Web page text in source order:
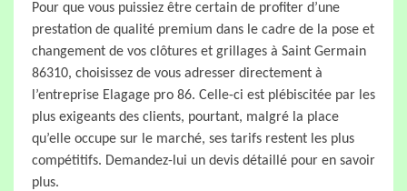
Pour que vous puissiez être certain de profiter d’une
prestation de qualité premium dans le cadre de la pose et
changement de vos clôtures et grillages à Saint Germain
86310, choisissez de vous adresser directement à
l’entreprise Elagage pro 86. Celle-ci est plébiscitée par les
plus exigeants des clients, pourtant, malgré la place
qu’elle occupe sur le marché, ses tarifs restent les plus
compétitifs. Demandez-lui un devis détaillé pour en savoir
plus.